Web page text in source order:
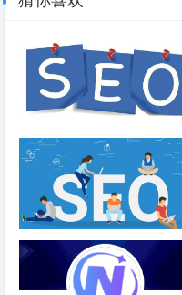
文章内容有广告违禁词，是不是
也不收录？
网站的用户体验是怎么衡量的